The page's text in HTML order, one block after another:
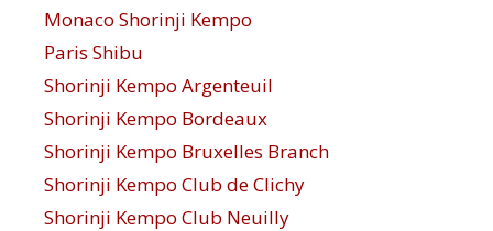
Monaco Shorinji Kempo
Paris Shibu
Shorinji Kempo Argenteuil
Shorinji Kempo Bordeaux
Shorinji Kempo Bruxelles Branch
Shorinji Kempo Club de Clichy
Shorinji Kempo Club Neuilly